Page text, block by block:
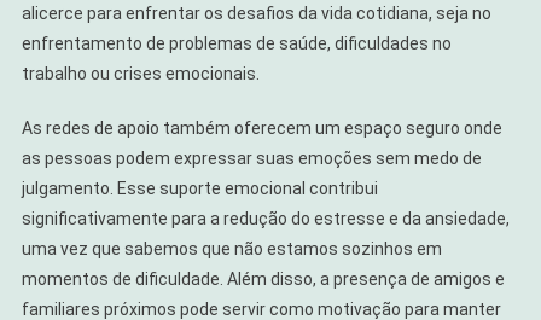
alicerce para enfrentar os desafios da vida cotidiana, seja no
enfrentamento de problemas de saúde, dificuldades no
trabalho ou crises emocionais.
As redes de apoio também oferecem um espaço seguro onde
as pessoas podem expressar suas emoções sem medo de
julgamento. Esse suporte emocional contribui
significativamente para a redução do estresse e da ansiedade,
uma vez que sabemos que não estamos sozinhos em
momentos de dificuldade. Além disso, a presença de amigos e
familiares próximos pode servir como motivação para manter